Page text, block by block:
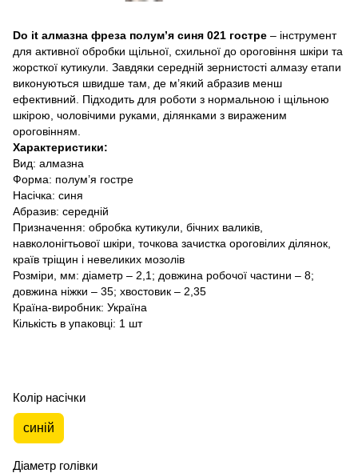
Do it алмазна фреза полум’я синя 021 гостре – інструмент
для активної обробки щільної, схильної до ороговіння шкіри та
жорсткої кутикули. Завдяки середній зернистості алмазу етапи
виконуються швидше там, де м’який абразив менш
ефективний. Підходить для роботи з нормальною і щільною
шкірою, чоловічими руками, ділянками з вираженим
ороговінням.
Характеристики:
Вид: алмазна
Форма: полум’я гостре
Насічка: синя
Абразив: середній
Призначення: обробка кутикули, бічних валиків,
навколонігтьової шкіри, точкова зачистка ороговілих ділянок,
країв тріщин і невеликих мозолів
Розміри, мм: діаметр – 2,1; довжина робочої частини – 8;
довжина ніжки – 35; хвостовик – 2,35
Країна-виробник: Україна
Кількість в упаковці: 1 шт
Колір насічки
синій
Діаметр голівки